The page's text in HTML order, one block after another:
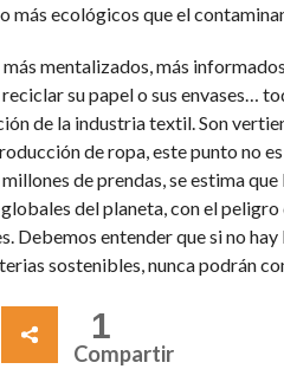
más ecológicos que el
mentalizados, más
su papel o sus envases…
de la industria textil. Son
de ropa, este punto no
de prendas, se estima
del planeta, con el
Debemos entender que si no
sostenibles, nunca podrán
1
Compartir